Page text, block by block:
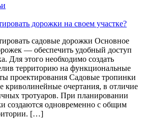
дорожки на своем участке?
садовые дорожки Основное
— обеспечить удобный доступ
Для этого необходимо создать
территорию на функциональные
проектирования Садовые тропинки
очертания, в отличие
тротуаров. При планировании
создаются одновременно с общим
[…]